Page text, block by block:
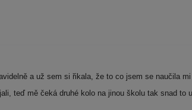
a už sem si řikala, že to co jsem se naučila
teď mě čeká druhé kolo na jinou školu tak snad to